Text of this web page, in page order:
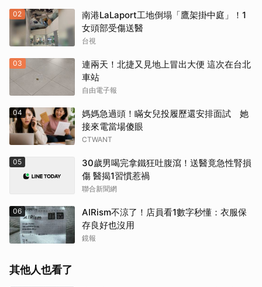
02
南港LaLaport工地倒塌「鷹架掛中庭」！1
女頭部受傷送醫
台視
03
連兩天！北捷又見地上冒出大便 這次在台北
車站
自由電子報
04
媽媽急過頭！瞞女兒投履歷還安排面試 她
接來電當場傻眼
CTWANT
05
30歲男喝完拿鐵狂吐腹瀉！送醫竟急性腎損
傷 醫揭1習慣惹禍
聯合新聞網
06
AIRism不涼了！店員看1數字秒懂：衣服保
存良好也沒用
鏡報
其他人也看了